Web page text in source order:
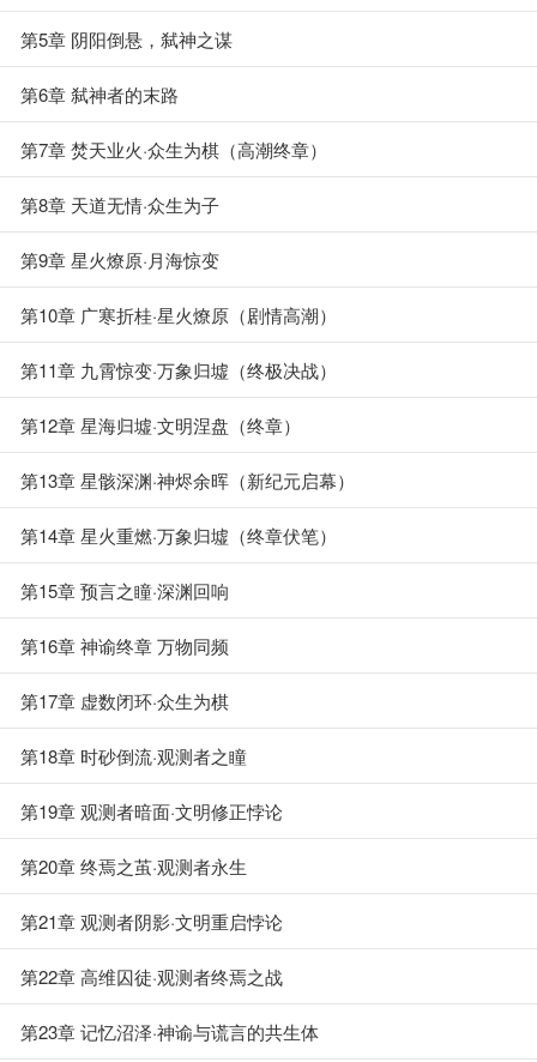
第5章 阴阳倒悬，弑神之谋
第6章 弑神者的末路
第7章 焚天业火·众生为棋（高潮终章）
第8章 天道无情·众生为子
第9章 星火燎原·月海惊变
第10章 广寒折桂·星火燎原（剧情高潮）
第11章 九霄惊变·万象归墟（终极决战）
第12章 星海归墟·文明涅盘（终章）
第13章 星骸深渊·神烬余晖（新纪元启幕）
第14章 星火重燃·万象归墟（终章伏笔）
第15章 预言之瞳·深渊回响
第16章 神谕终章 万物同频
第17章 虚数闭环·众生为棋
第18章 时砂倒流·观测者之瞳
第19章 观测者暗面·文明修正悖论
第20章 终焉之茧·观测者永生
第21章 观测者阴影·文明重启悖论
第22章 高维囚徒·观测者终焉之战
第23章 记忆沼泽·神谕与谎言的共生体